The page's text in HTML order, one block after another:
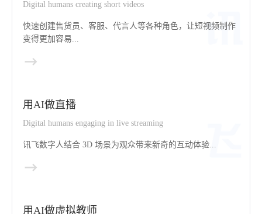
Digital humans creating short videos
快速创建售货员、客服、代言人等各种角色，让短视频制作
变得更加容易...
用AI做直播
Digital humans engaging in live streaming
讯飞数字人结合 3D 场景为观众带来新奇的互动体验...
用AI做虚拟教师